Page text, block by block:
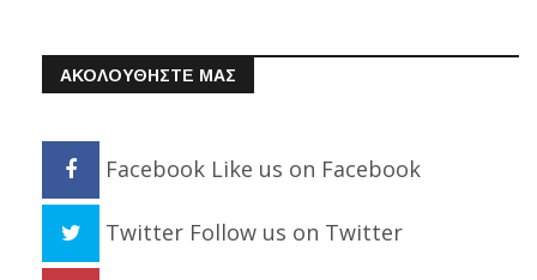
ΑΚΟΛΟΥΘΗΣΤΕ ΜΑΣ
Facebook Like us on Facebook
Twitter Follow us on Twitter